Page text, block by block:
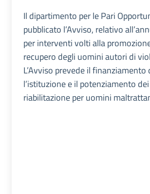
Il dipartimento per le Pari
pubblicato l’Avviso, relativo
per interventi volti alla
recupero degli uomini autori di
L’Avviso prevede il
l’istituzione e il potenziamento
riabilitazione per uomini